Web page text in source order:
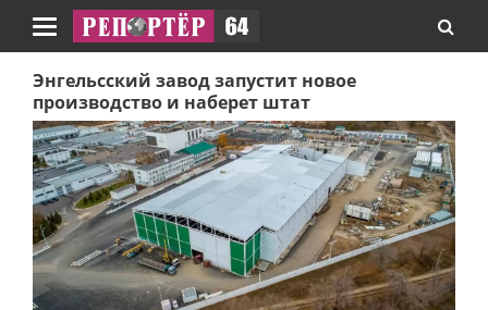
Навигация
Энгельсский завод запустит новое
производство и наберет штат